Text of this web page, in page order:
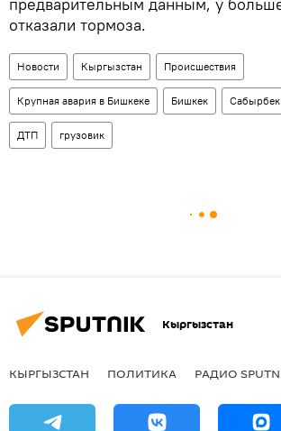
отказали тормоза.
Новости Кыргызстан Происшествия
Крупная авария в Бишкеке Бишкек
ДТП грузовик
Кыргызстан
КЫРГЫЗСТАН ПОЛИТИКА РАДИО